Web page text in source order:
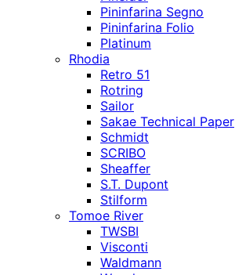
Pininfarina Segno
Pininfarina Folio
Platinum
Rhodia
Retro 51
Rotring
Sailor
Sakae Technical Paper
Schmidt
SCRIBO
Sheaffer
S.T. Dupont
Stilform
Tomoe River
TWSBI
Visconti
Waldmann